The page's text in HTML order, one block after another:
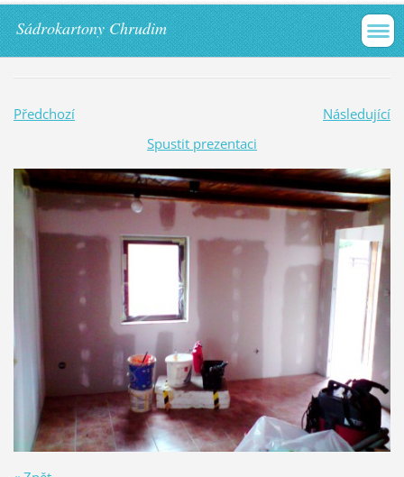
Sádrokartony Chrudim
Předchozí
Následující
Spustit prezentaci